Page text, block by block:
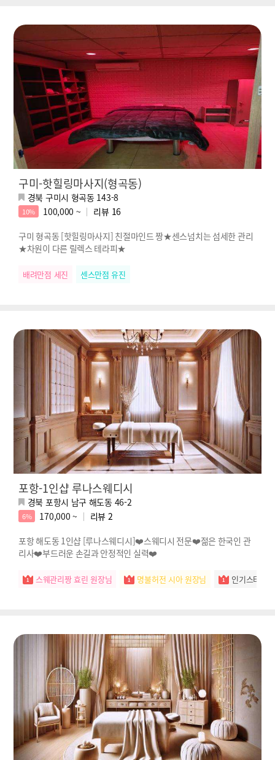
구미-핫힐링마사지(형곡동)
경북 구미시 형곡동 143-8
10% 100,000 ~ 리뷰 16
구미 형곡동 [핫힐링마사지] 친절마인드 짱★센스넘치는 섬세한 관리
★차원이 다른 릴렉스 테라피★
배려만점 세진 센스만점 유진
포항-1인샵 루나스웨디시
경북 포항시 남구 해도동 46-2
6% 170,000 ~ 리뷰 2
포항 해도동 1인샵 [루나스웨디시]❤️스웨디시 전문❤️젊은 한국인 관
리사❤️부드러운 손길과 안정적인 실력❤️
스웨관리짱 효린 원장님 명불허전 시아 원장님 인기스타 예